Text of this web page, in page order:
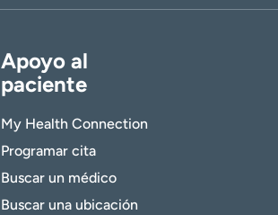
Apoyo al
paciente
My Health Connection
Programar cita
Buscar un médico
Buscar una ubicación